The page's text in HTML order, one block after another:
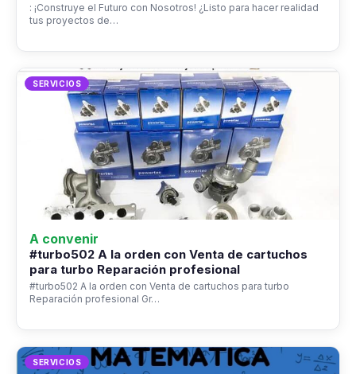
: ¡Construye el Futuro con Nosotros! ¿Listo para hacer realidad
tus proyectos de…
SERVICIOS
A convenir
#turbo502 A la orden con Venta de cartuchos
para turbo Reparación profesional
#turbo502 A la orden con Venta de cartuchos para turbo
Reparación profesional Gr…
SERVICIOS